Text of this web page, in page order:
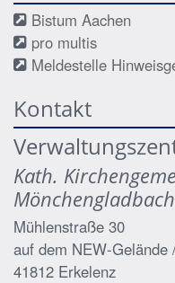
Bistum Aachen
pro multis
Meldestelle
Kontakt
Kath.
Mühlenstraße 30
auf dem NEW-Gelände
41812 Erkelenz